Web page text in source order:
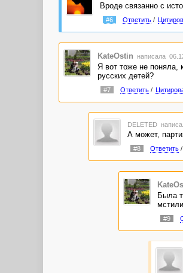
Вроде связанно с
#6 Ответить/
KateOstin написала
Я вот тоже не поняла,
русских детей?
#7 Ответить/
DELETED
А может,
#8 Ответить/
Была
#9